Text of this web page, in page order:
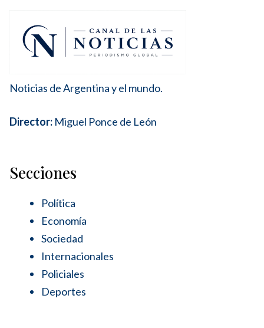
Noticias de Argentina y el mundo.
Director: Miguel Ponce de León
Secciones
Política
Economía
Sociedad
Internacionales
Policiales
Deportes